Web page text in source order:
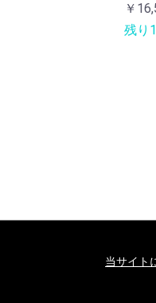
￥
残り
当サイト